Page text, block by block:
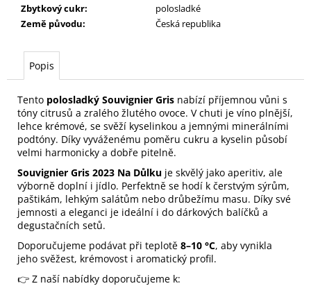
Zbytkový cukr:
polosladké
Země původu: Česká republika
Popis
Tento polosladký Souvignier Gris nabízí příjemnou vůni s
tóny citrusů a zralého žlutého ovoce. V chuti je víno plnější,
lehce krémové, se svěží kyselinkou a jemnými minerálními
podtóny. Díky vyváženému poměru cukru a kyselin působí
velmi harmonicky a dobře pitelně.
Souvignier Gris 2023 Na Důlku je skvělý jako aperitiv, ale
výborně doplní i jídlo. Perfektně se hodí k čerstvým sýrům,
paštikám, lehkým salátům nebo drůbežímu masu. Díky své
jemnosti a eleganci je ideální i do dárkových balíčků a
degustačních setů.
Doporučujeme podávat při teplotě 8–10 °C, aby vynikla
jeho svěžest, krémovost i aromatický profil.
👉 Z naší nabídky doporučujeme k: